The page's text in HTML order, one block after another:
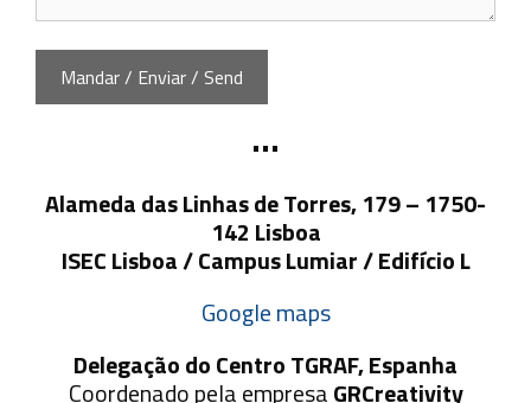
•••
Alameda das Linhas de Torres, 179 – 1750-
142 Lisboa
ISEC Lisboa / Campus Lumiar / Edifício L
Google maps
Delegação do Centro TGRAF, Espanha
Coordenado pela empresaGRCreativity